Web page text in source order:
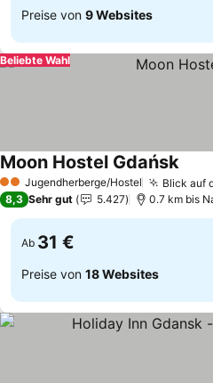
Preise von 9 Websites
Beliebte Wahl
2 SterneJugendherberge/Hostel Blick auf
Moon Hostel Gdańsk
8,3 Sehr gut 5.427 0.7 km bis
Ab 31 €
Preise von 18 Websites